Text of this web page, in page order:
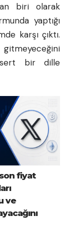
biri olarak
yaptığı
karşı çıktı.
sert bir dille
fiyat
ve